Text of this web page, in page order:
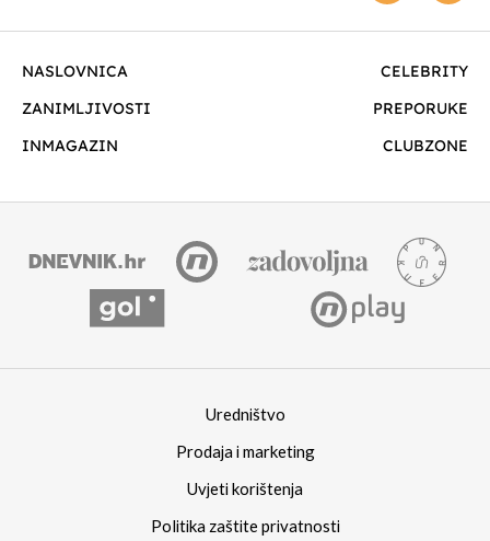
NASLOVNICA
CELEBRITY
ZANIMLJIVOSTI
PREPORUKE
INMAGAZIN
CLUBZONE
Uredništvo
Prodaja i marketing
Uvjeti korištenja
Politika zaštite privatnosti